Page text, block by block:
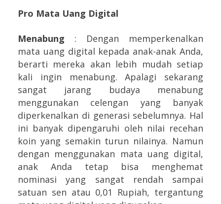
Pro Mata Uang Digital
Menabung : Dengan memperkenalkan
mata uang digital kepada anak-anak Anda,
berarti mereka akan lebih mudah setiap
kali ingin menabung. Apalagi sekarang
sangat jarang budaya menabung
menggunakan celengan yang banyak
diperkenalkan di generasi sebelumnya. Hal
ini banyak dipengaruhi oleh nilai recehan
koin yang semakin turun nilainya. Namun
dengan menggunakan mata uang digital,
anak Anda tetap bisa menghemat
nominasi yang sangat rendah sampai
satuan sen atau 0,01 Rupiah, tergantung